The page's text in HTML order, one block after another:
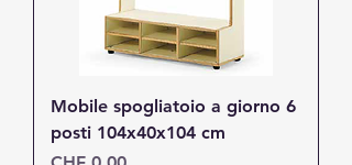
Mobile spogliatoio a giorno 6
posti 104x40x104 cm